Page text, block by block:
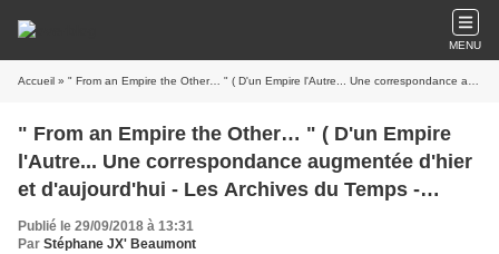
MENU
Accueil » " From an Empire the Other… " ( D'un Empire l'Autre... Une correspondance augmentée d'hier et d'aujourd'hui - Les Archives du Temps - Editions Persée, 2018 )
" From an Empire the Other… " ( D'un Empire
l'Autre... Une correspondance augmentée d'hier
et d'aujourd'hui - Les Archives du Temps -
Editions Persée, 2018 )
Publié le 29/09/2018 à 13:31
Par Stéphane JX' Beaumont